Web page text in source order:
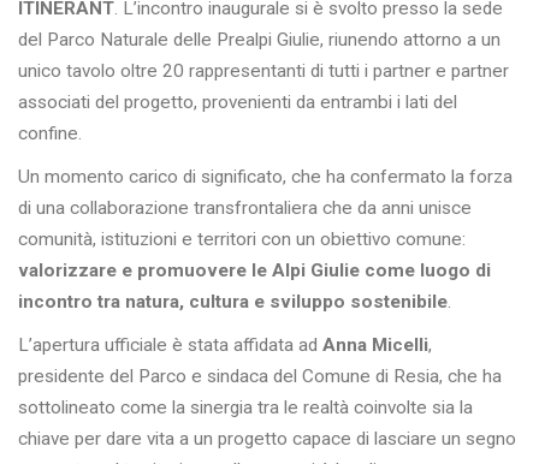
ITINERANT. L’incontro inaugurale si è svolto presso la sede
del Parco Naturale delle Prealpi Giulie, riunendo attorno a un
unico tavolo oltre 20 rappresentanti di tutti i partner e partner
associati del progetto, provenienti da entrambi i lati del
confine.
Un momento carico di significato, che ha confermato la forza
di una collaborazione transfrontaliera che da anni unisce
comunità, istituzioni e territori con un obiettivo comune:
valorizzare e promuovere le Alpi Giulie come luogo di
incontro tra natura, cultura e sviluppo sostenibile.
L’apertura ufficiale è stata affidata ad Anna Micelli,
presidente del Parco e sindaca del Comune di Resia, che ha
sottolineato come la sinergia tra le realtà coinvolte sia la
chiave per dare vita a un progetto capace di lasciare un segno